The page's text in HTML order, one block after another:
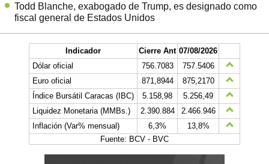
Todd Blanche, exabogado de Trump, es designado como
fiscal general de Estados Unidos
Indicador Cierre Ant 07/08/2026
Dólar oficial
756.7083
757.5406
Euro oficial
871,8944
875,2170
Índice Bursátil Caracas (IBC)
5.158,98
5.256,49
Liquidez Monetaria (MMBs.)
2.390.884
2.466.946
Inflación (Var% mensual)
6,3%
13,8%
Fuente: BCV - BVC